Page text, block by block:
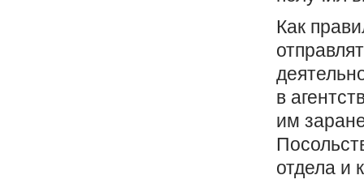
Как
в
им
отдела и